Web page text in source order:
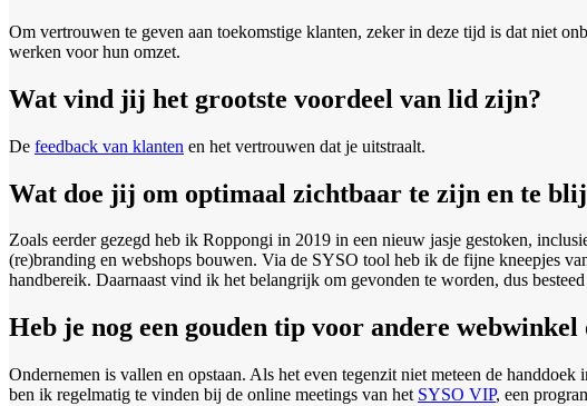
Om vertrouwen te geven aan toekomstige klanten, zeker in deze tijd is dat niet
werken voor hun omzet.
Wat vind jij het grootste voordeel van lid zijn?
De feedback van klanten en het vertrouwen dat je uitstraalt.
Wat doe jij om optimaal zichtbaar te zijn en te
Zoals eerder gezegd heb ik Roppongi in 2019 in een nieuw jasje gestoken,
(re)branding en webshops bouwen. Via de SYSO tool heb ik de fijne kneepjes
handbereik. Daarnaast vind ik het belangrijk om gevonden te worden, dus
Heb je nog een gouden tip voor andere webwinkel
Ondernemen is vallen en opstaan. Als het even tegenzit niet meteen de
ben ik regelmatig te vinden bij de online meetings van het SYSO VIP, een